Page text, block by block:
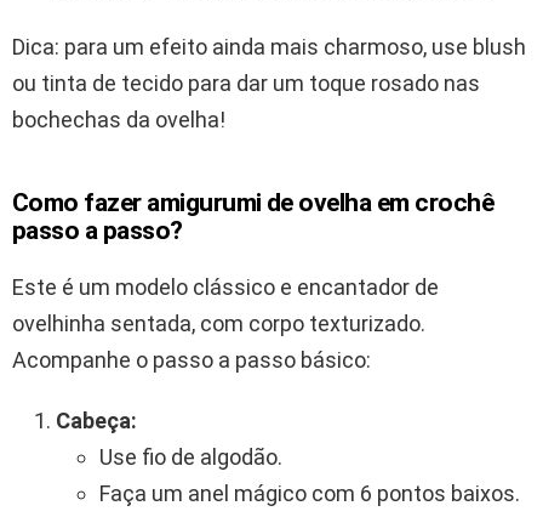
Dica: para um efeito ainda mais charmoso, use blush
ou tinta de tecido para dar um toque rosado nas
bochechas da ovelha!
Como fazer amigurumi de ovelha em crochê
passo a passo?
Este é um modelo clássico e encantador de
ovelhinha sentada, com corpo texturizado.
Acompanhe o passo a passo básico:
Cabeça:
Use fio de algodão.
Faça um anel mágico com 6 pontos baixos.